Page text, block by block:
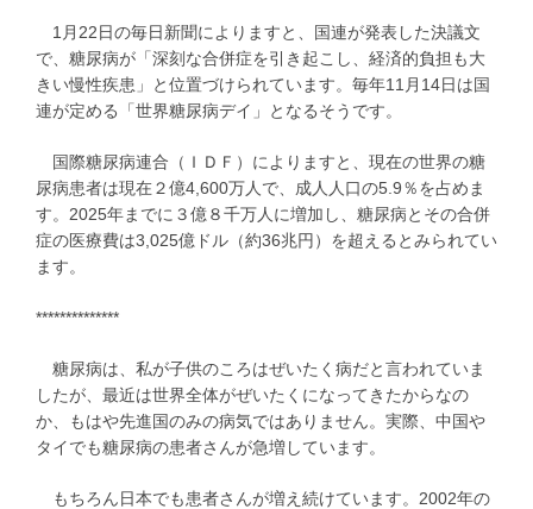
1月22日の毎日新聞によりますと、国連が発表した決議文
で、糖尿病が「深刻な合併症を引き起こし、経済的負担も大
きい慢性疾患」と位置づけられています。毎年11月14日は国
連が定める「世界糖尿病デイ」となるそうです。
国際糖尿病連合（ＩＤＦ）によりますと、現在の世界の糖
尿病患者は現在２億4,600万人で、成人人口の5.9％を占めま
す。2025年までに３億８千万人に増加し、糖尿病とその合併
症の医療費は3,025億ドル（約36兆円）を超えるとみられてい
ます。
**************
糖尿病は、私が子供のころはぜいたく病だと言われていま
したが、最近は世界全体がぜいたくになってきたからなの
か、もはや先進国のみの病気ではありません。実際、中国や
タイでも糖尿病の患者さんが急増しています。
もちろん日本でも患者さんが増え続けています。2002年の